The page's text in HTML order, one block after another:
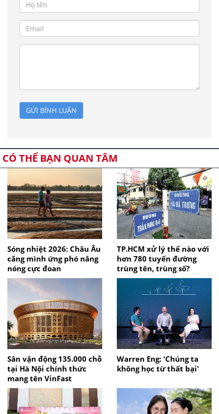
GỬI BÌNH LUẬN
CÓ THỂ BẠN QUAN TÂM
Sóng nhiệt 2026: Châu Âu
căng mình ứng phó nắng
nóng cực đoan
TP.HCM xử lý thế nào với
hơn 780 tuyến đường
trùng tên, trùng số?
Sân vận động 135.000 chỗ
tại Hà Nội chính thức
mang tên VinFast
Warren Eng: 'Chúng ta
không học từ thất bại'